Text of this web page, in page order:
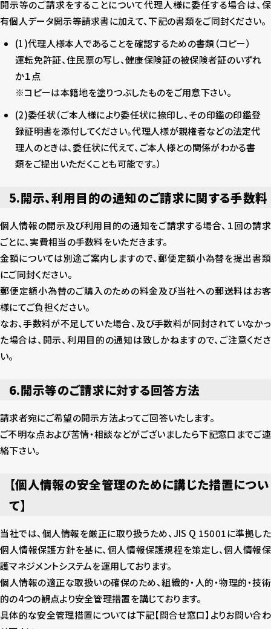
開示等のご請求をすることについて代理人様に委任する場合は、保
有個人データ開示等請求書に加えて、下記の書類をご同封ください。
(1)代理人様本人であることを確認するための書類（コピー）
運転免許証、住民票の写し、健康保険証の被保険者証のいずれ
か１点
※コピーは本籍地を塗りつぶしたものをご用意下さい。
(2)委任状（ご本人様により委任状に捺印し、その印鑑の印鑑登
録証明書を添付してください。代理人様が親権者などの法定代
理人のときは、委任状に代えて、ご本人様との関係がわかる書
類をご提出いただくことも可能です。）
5.開示、利用目的の通知のご請求に関する手数料
個人情報の開示及び利用目的の通知をご請求する場合、１回の請求
ごとに、実費相当の手数料をいただきます。
金額については別途ご案内しますので、郵便定額小為替を提出書類
にご同封ください。
郵便定額小為替のご購入のための料金及び当社への郵送料はお客
様にてご負担ください。
なお、手数料が不足していた場合、及び手数料が同封されていなかっ
た場合は、開示、利用目的の通知は致しかねますので、ご注意くださ
い。
6.開示等のご請求に対する回答方法
請求者宛にご希望の開示方法よってご回答いたします。
ご不明な点および苦情・相談などがございましたら下記窓口までご連
絡下さい。
【個人情報の安全管理のために講じた措置につい
て】
当社では、個人情報を厳正に取り扱うため、JIS Q 15001に準拠した
個人情報保護方針を基に、個人情報保護規程を策定し、個人情報保
護マネジメントシステムを運用しております。
個人情報の適正な取扱いの確保のため、組織的・人的・物理的・技術
的の4つの観点より安全管理措置を講じております。
具体的な安全管理措置については下記【問合せ窓口】よりお問い合わ